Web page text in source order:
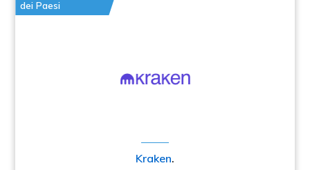
dei Paesi
Kraken.